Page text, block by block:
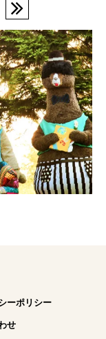
ーポリシー
せ